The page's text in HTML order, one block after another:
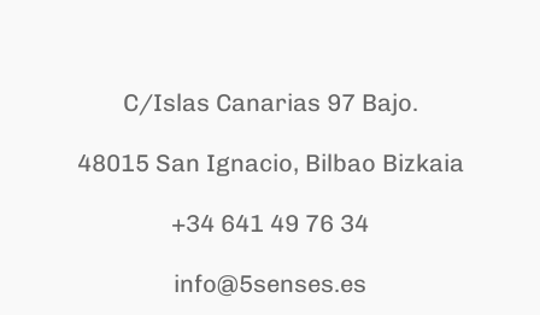
C/Islas Canarias 97 Bajo.
48015 San Ignacio, Bilbao Bizkaia
+34 641 49 76 34
info@5senses.es